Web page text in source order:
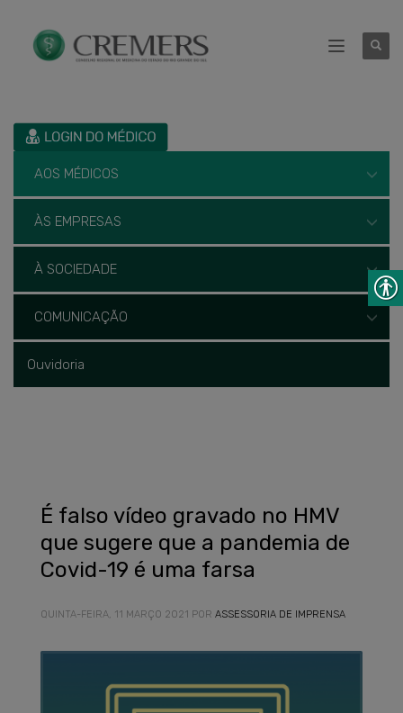
AOS MÉDICOS
ÀS EMPRESAS
À SOCIEDADE
COMUNICAÇÃO
Ouvidoria
É falso vídeo gravado no HMV
que sugere que a pandemia de
Covid-19 é uma farsa
QUINTA-FEIRA, 11 MARÇO 2021 POR ASSESSORIA DE IMPRENSA